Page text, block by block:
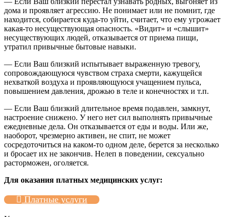
дома и проявляет агрессию. Не понимает или не помнит, где
находится, собирается куда-то уйти, считает, что ему угрожает
какая-то несуществующая опасность. «Видит» и «слышит»
несуществующих людей, отказывается от приема пищи,
утратил привычные бытовые навыки.
— Если Ваш близкий испытывает выраженную тревогу,
сопровождающуюся чувством страха смерти, кажущейся
нехваткой воздуха и проявляющуюся учащением пульса,
повышением давления, дрожью в теле и конечностях и т.п.
— Если Ваш близкий длительное время подавлен, замкнут,
настроение снижено. У него нет сил выполнять привычные
ежедневные дела. Он отказывается от еды и воды. Или же,
наоборот, чрезмерно активен, не спит, не может
сосредоточиться на каком-то одном деле, берется за несколько
и бросает их не закончив. Нелеп в поведении, сексуально
расторможен, оголяется.
Для оказания платных медицинских услуг:
Платные услуги